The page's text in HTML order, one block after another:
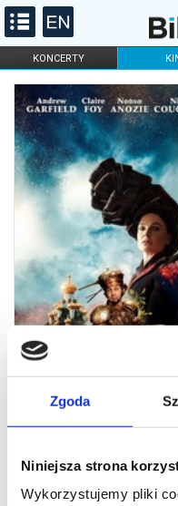
Zgoda
Niniejsza strona
Wykorzystujemy pliki
KONCERTY
FILHARMONIA OPERA
DLA DZIECI